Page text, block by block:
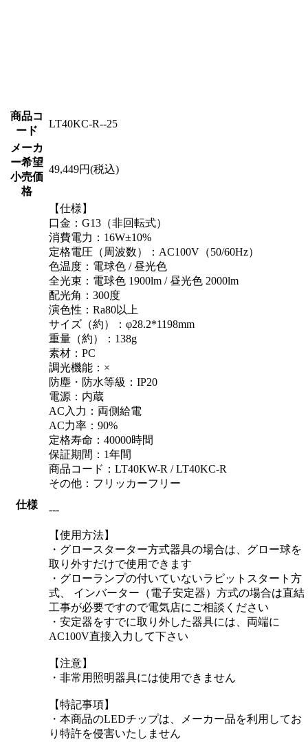
商品コ
ード
LT40KC-R--25
メーカ
ー希望
小売価
格
49,449円(税込)
仕様
【仕様】
口金：G13（非回転式）
消費電力：16W±10%
定格電圧（周波数）：AC100V（50/60Hz）
色温度：電球色 / 昼光色
全光束：電球色 1900lm / 昼光色 2000lm
配光角：300度
演色性：Ra80以上
サイズ（約）：φ28.2*1198mm
重量（約）：138g
素材：PC
調光機能：×
防塵・防水等級：IP20
電源：内蔵
AC入力：両側給電
AC力率：90%
定格寿命：40000時間
保証期間：1年間
商品コード：LT40KW-R / LT40KC-R
その他：フリッカーフリー
---
【使用方法】
・グロースターター方式器具の場合は、グロー球を
取り外すだけで使用できます
・グローランプの付いていないラピットスタート方
式、 インバーター（電子安定器）方式の場合は直結
工事が必要ですので電気店にご相談ください
・安定器をすでに取り外した器具には、両端に
AC100V直接入力して下さい
【注意】
・非常用照明器具には使用できません
【特記事項】
・本商品のLEDチップは、メーカー品を利用してお
り特許を侵害いたしません